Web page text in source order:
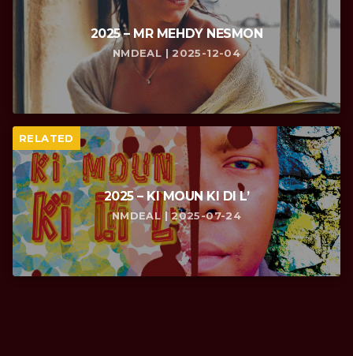
2025 – MR MEHDY NESMON
NMDEAL | 2025-12-04
RELATED
2025 – KI MOUN KI DI L’
NMDEAL | 2025-07-24